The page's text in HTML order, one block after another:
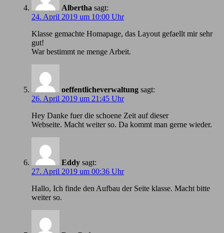
Albertha sagt:
24. April 2019 um 10:00 Uhr
Klasse gemachte Homapage, das Layout gefaellt mir sehr
gut!
War bestimmt ne menge Arbeit.
oeffentlicheverwaltung sagt:
26. April 2019 um 21:45 Uhr
Hey Danke fuer die schoene Zeit auf dieser
Webseite. Macht weiter so. Da kommt man gerne wieder.
Eddy sagt:
27. April 2019 um 00:36 Uhr
Hallo, Ich finde den Aufbau der Seite klasse. Macht bitte
weiter so.